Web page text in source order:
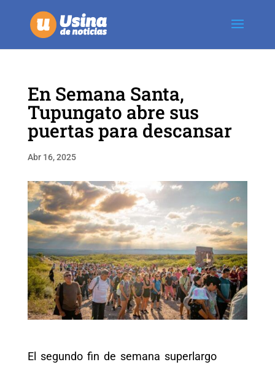
En Semana Santa,
Tupungato abre sus
puertas para descansar
Abr 16, 2025
El segundo fin de semana superlargo